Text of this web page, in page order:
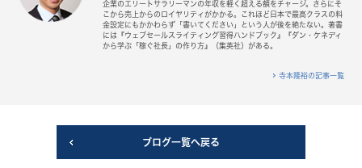
企業のエリートサラリーマンの年収を軽く超える額をチャージ。さらにそ
こから売上からのロイヤリティがかかる。これほど日本で最高クラスの料
金設定にもかかわらず「書いてください」という人が後を絶たない。著書
には『ウェブセールスライティング習得ハンドブック』『ダン・ケネディ
から学ぶ「稼ぐ社長」の作り方』（集英社）がある。
寺本隆裕の記事一覧
ブログ一覧へ戻る